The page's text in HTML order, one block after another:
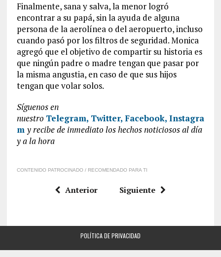
Finalmente, sana y salva, la menor logró
encontrar a su papá, sin la ayuda de alguna
persona de la aerolínea o del aeropuerto, incluso
cuando pasó por los filtros de seguridad. Monica
agregó que el objetivo de compartir su historia es
que ningún padre o madre tengan que pasar por
la misma angustia, en caso de que sus hijos
tengan que volar solos.
Síguenos en
nuestro Telegram, Twitter, Facebook, Instagra
m y recibe de inmediato los hechos noticiosos al día
y a la hora
CONTENIDO PATROCINADO / RECOMENDADO PARA TI
Anterior Siguiente
POLÍTICA DE PRIVACIDAD